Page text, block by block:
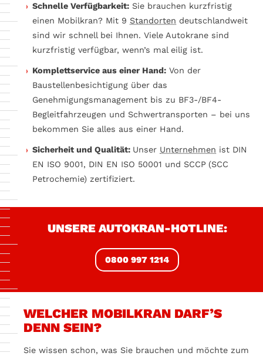
Schnelle Verfügbarkeit: Sie brauchen kurzfristig
einen Mobilkran? Mit 9 Standorten deutschlandweit
sind wir schnell bei Ihnen. Viele Autokrane sind
kurzfristig verfügbar, wenn’s mal eilig ist.
Komplettservice aus einer Hand: Von der
Baustellenbesichtigung über das
Genehmigungsmanagement bis zu BF3-/BF4-
Begleitfahrzeugen und Schwertransporten – bei uns
bekommen Sie alles aus einer Hand.
Sicherheit und Qualität: Unser Unternehmen ist DIN
EN ISO 9001, DIN EN ISO 50001 und SCCP (SCC
Petrochemie) zertifiziert.
UNSERE AUTOKRAN-HOTLINE:
0800 997 1214
WELCHER MOBILKRAN DARF’S
DENN SEIN?
Sie wissen schon, was Sie brauchen und möchte zum